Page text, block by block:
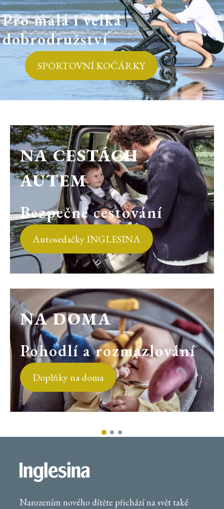
Pro malá i velká
dobrodružství
SPORTOVNÍ KOČÁRKY
NA CESTÁCH
AUTEM
Bezpečné cestování
Autosedačky INGLESINA
NA DOMA
Pohodlí a rozmazlování
Doplňky na doma
Narozením nového dítěte přichází na svět také